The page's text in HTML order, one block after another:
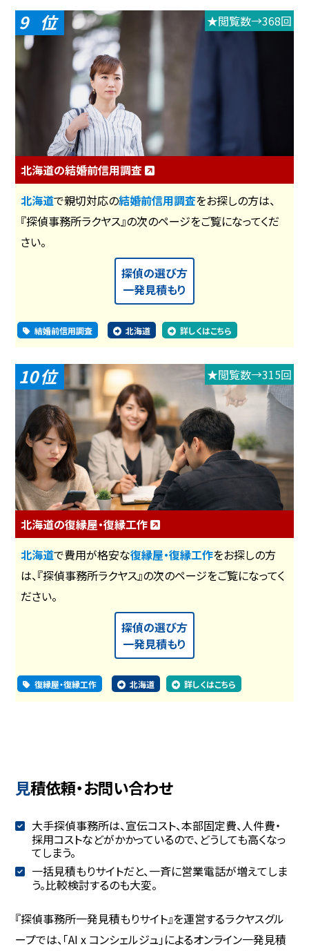
9 ★閲覧数→368回
北海道の結婚前信用調査
北海道で親切対応の結婚前信用調査をお探しの方は、
『探偵事務所ラクヤス』の次のページをご覧になってくだ
さい。
探偵の選び方
一発見積もり
結婚前信用調査 北海道 詳しくはこちら
10 ★閲覧数→315回
北海道の復縁屋・復縁工作
北海道で費用が格安な復縁屋・復縁工作をお探しの方
は、『探偵事務所ラクヤス』の次のページをご覧になってく
ださい。
探偵の選び方
一発見積もり
復縁屋・復縁工作 北海道 詳しくはこちら
見積依頼・お問い合わせ
大手探偵事務所は、宣伝コスト、本部固定費、人件費・
採用コストなどがかかっているので、どうしても高くなっ
てしまう。
一括見積もりサイトだと、一斉に営業電話が増えてしま
う。比較検討するのも大変。
『探偵事務所一発見積もりサイト』を運営するラクヤスグル
ープでは、「AI x コンシェルジュ」によるオンライン一発見積